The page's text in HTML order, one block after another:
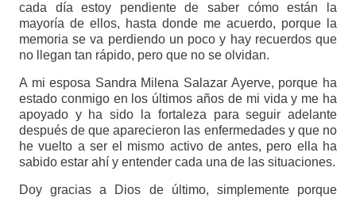
cada día estoy pendiente de saber cómo están la
mayoría de ellos, hasta donde me acuerdo, porque la
memoria se va perdiendo un poco y hay recuerdos que
no llegan tan rápido, pero que no se olvidan.
A mi esposa Sandra Milena Salazar Ayerve, porque ha
estado conmigo en los últimos años de mi vida y me ha
apoyado y ha sido la fortaleza para seguir adelante
después de que aparecieron las enfermedades y que no
he vuelto a ser el mismo activo de antes, pero ella ha
sabido estar ahí y entender cada una de las situaciones.
Doy gracias a Dios de último, simplemente porque